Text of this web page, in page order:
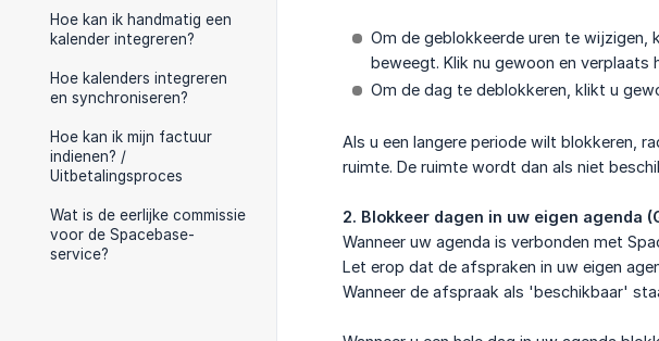
Hoe kan ik handmatig een
kalender integreren?
Hoe kalenders integreren
en synchroniseren?
Hoe kan ik mijn factuur
indienen? /
Uitbetalingsproces
Wat is de eerlijke commissie
voor de Spacebase-
service?
Om de geblokkeerde uren te wijzigen,
beweegt. Klik nu gewoon en
Om de dag te deblokkeren, klikt u
Als u een langere periode wilt blokkeren,
ruimte. De ruimte wordt dan als niet
2. Blokkeer dagen in uw eigen agenda
Wanneer uw agenda is verbonden met
Let erop dat de afspraken in uw eigen
Wanneer de afspraak als 'beschikbaar'